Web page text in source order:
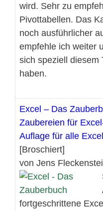
wird. Sehr zu
Pivottabellen. Das
noch ausführlicher
empfehle ich weiter
sich speziell diesem
haben.
Excel – Das
Zaubereien für
Auflage für alle
[Broschiert]
von Jens
fortgeschrittene